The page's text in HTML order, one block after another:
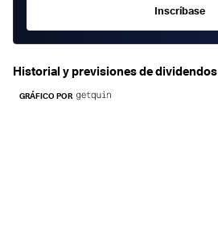
Inscríbase
Historial y previsiones de dividendos
GRÁFICO POR